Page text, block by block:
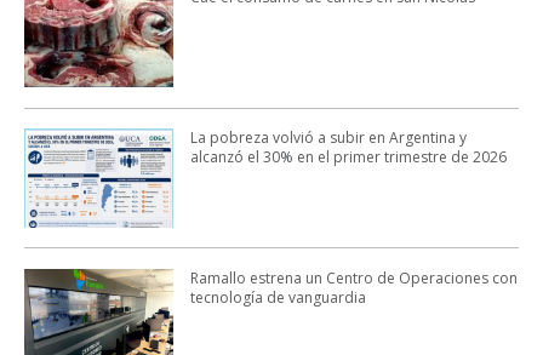
La pobreza volvió a subir en Argentina y
alcanzó el 30% en el primer trimestre de 2026
Ramallo estrena un Centro de Operaciones con
tecnología de vanguardia